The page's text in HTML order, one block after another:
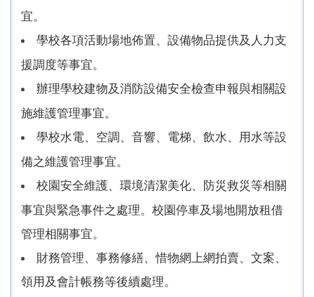
宜。
學校各項活動場地佈置、設備物品提供及人力支
援調度等事宜。
辦理學校建物及消防設備安全檢查申報與相關設
施維護管理事宜。
學校水電、空調、音響、電梯、飲水、用水等設
備之維護管理事宜。
校園安全維護、環境清潔美化、防災救災等相關
事宜與緊急事件之處理。校園停車及場地開放租借
管理相關事宜。
財務管理、事務修繕、惜物網上網拍賣、文案、
領用及會計帳務等後續處理。